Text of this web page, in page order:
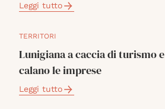
Leggi tutto
TERRITORI
Lunigiana a caccia di turismo e
calano le imprese
Leggi tutto